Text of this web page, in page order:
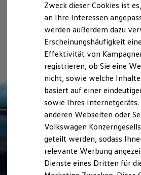
Laden
Laden unterwegs
Laden Zuhause
Ladezeitensimulator
Batterie
Sicherheit
Garantie und
Nachhaltigkeit
Technologie
Kosten und Kauf
Verbrauchskosten
Kaufoptionen
E-Auto-Förderung
Software und Konnektivität
Die ID. Software 6
ID. Software
Digitale Extras
Schnittstellen zu
Zweck dieser Cookies ist
an Ihre Interessen
werden außerdem dazu
Erscheinungshäufigkeit
Effektivität von
registrieren, ob Sie eine
nicht, sowie welche
basiert auf einer
sowie Ihres
anderen Webseiten oder
Volkswagen
geteilt werden, sodass
relevante Werbung
Dienste eines Dritten für